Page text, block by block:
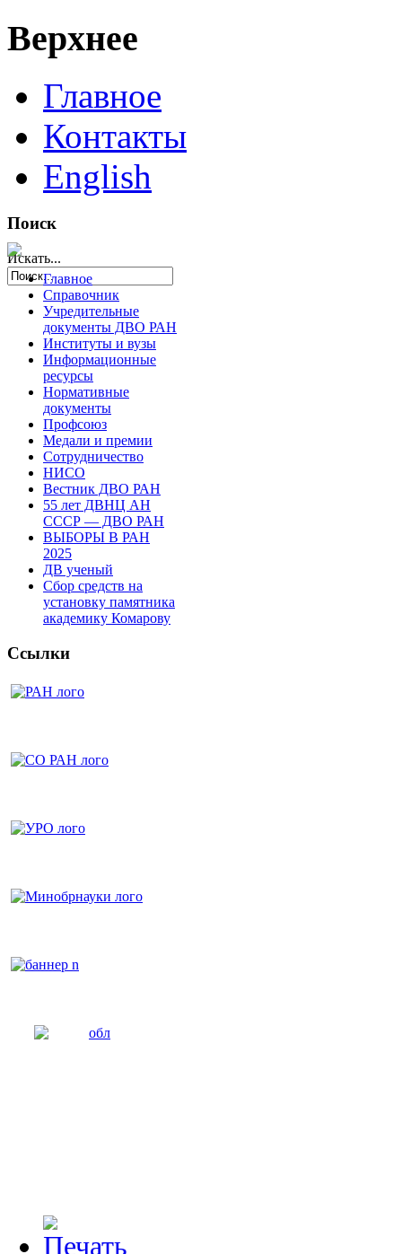
Верхнее
Главное
Контакты
English
Поиск
Искать...
Главное
Справочник
Учредительные
документы ДВО РАН
Институты и вузы
Информационные
ресурсы
Нормативные
документы
Профсоюз
Медали и премии
Сотрудничество
НИСО
Вестник ДВО РАН
55 лет ДВНЦ АН
СССР — ДВО РАН
ВЫБОРЫ В РАН
2025
ДВ ученый
Сбор средств на
установку памятника
академику Комарову
Ссылки